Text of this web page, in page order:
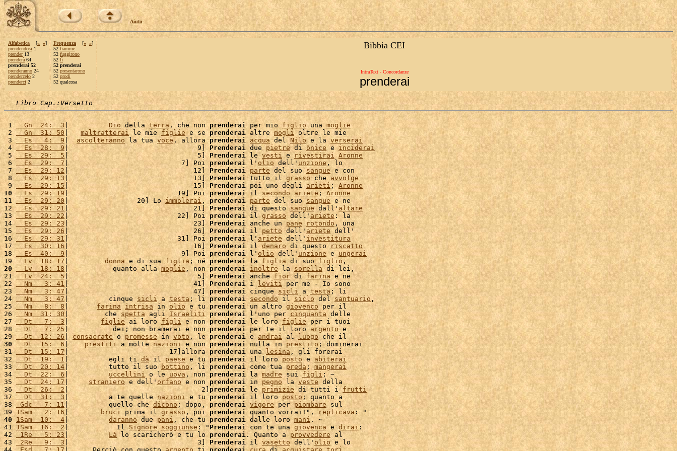
Aiuto
Alfabetica [« »]
prendendosi 1
prender13
prenderà 64
prenderai 52
prenderanno 24
prendercelo 2
prenderci 2
Frequenza [« »]
52 fiamme
52 fuggirono
52 lì
52 prenderai
52 presentarono
52 prodi
52 qualcosa
Bibbia CEI
IntraText - Concordanze
prenderai
Libro Cap.:Versetto
1
  Gn  24:  3
| Dio della terra , che non prenderai per mio figlio una moglie
2
  Gn  31: 50
| maltratterai le mie figlie e se prenderai altre mogli oltre le mie
3
  Es   4:  9
| ascolteranno la tua voce, allora prenderai acqua del Nilo e la verserai
4
  Es  28:  9
|                                9] Prenderai due pietre di ònice e inciderai
5
  Es  29:  5
|                                5] Prenderai le vesti e rivestirai Aronne
6
  Es  29:  7
|                            7] Poi prenderai l' olio dell'unzione, lo
7
  Es  29: 12
|                               12] Prenderai parte del suo sangue e con
8
  Es  29: 13
|                               13] Prenderai tutto il grasso che avvolge
9
  Es  29: 15
|                               15] Prenderai poi uno degli arieti; Aronne
10
  Es  29: 19
|                           19] Poi prenderai il secondo ariete ; Aronne
11
  Es  29: 20
|                 20] Lo immolerai , prenderai parte del suo sangue e ne
12
  Es  29: 21
|                               21] Prenderai di questo sangue dall' altare
13
  Es  29: 22
|                           22] Poi prenderai il grasso dell' ariete: la
14
  Es  29: 23
|                               23] Prenderai anche un pane rotondo , una
15
  Es  29: 26
|                               26] Prenderai il petto dell' ariete dell'
16
  Es  29: 31
|                           31] Poi prenderai l' ariete dell' investitura
17
  Es  30: 16
|                               16] Prenderai il denaro di questo riscatto
18
  Es  40:  9
|                            9] Poi prenderai l' olio dell' unzione e ungerai
19
  Lv  18: 17
| donna e di sua figlia ; né prenderai la figlia di suo figlio
20
  Lv  18: 18
|           quanto alla moglie , non prenderai inoltre la sorella di lei,
21
  Lv  24:  5
|                                5] Prenderai anche fior di farina e ne
22
  Nm   3: 41
|                               41] Prenderai i leviti per me - Io sono
23
  Nm   3: 47
|                               47] prenderai cinque sicli a testa ; li
24
  Nm   3: 47
|          cinque sicli a testa ; li prenderai secondo il siclo del santuario ,
25
  Nm   8:  8
| farina intrisa in olio e tu prenderai un altro giovenco per il
26
  Nm  31: 30
|         che spetta agli Israeliti prenderai l'uno per cinquanta delle
27
  Dt   7:  3
| figlie ai loro figli e non prenderai le loro figlie per i tuoi
28
  Dt   7: 25
|           dei; non bramerai e non prenderai per te il loro argento e
29
  Dt  12: 26
| consacrate o promesse in voto, le prenderai e andrai al luogo
30
  Dt  15:  6
| prestiti a molte nazioni e non prenderai nulla in prestito ; dominerai
31
  Dt  15: 17
|                         17]allora prenderai una lesina , gli forerai
32
  Dt  19:  1
|          egli ti dà il paese e tu prenderai il loro posto e abiterai
33
  Dt  20: 14
|          tutto il suo bottino , li prenderai come tua preda ; mangerai
34
  Dt  22:  6
| uccellini o le uova , non prenderai la madre sui figli; ~
35
  Dt  24: 17
| straniero e dell'orfano e non prenderai in pegno la veste della
36
  Dt  26:  2
|                                 2]prenderai le primizie di tutti i frutti
37
  Dt  31:  3
|          a te quelle nazioni e tu prenderai il loro posto ; quanto a
38
Gdc   7: 11|          quello che dicono ; dopo, prenderai vigore per piombare sul
39 1Sam   2: 16 | bruci prima il grasso , poi prenderai quanto vorrai!", replicava
40
1Sam  10:  4 | daranno due pani , che tu prenderai dalle loro mani . ~
41 1Sam  16:  2|            Il Signore soggiunse : " Prenderai con te una giovenca e dirai :
42 1Re   5: 23 | Là lo scaricherò e tu lo prenderai. Quanto a provvedere al
43 2Re   9:  3 |                                3] Prenderai il vasetto dell' olio e lo